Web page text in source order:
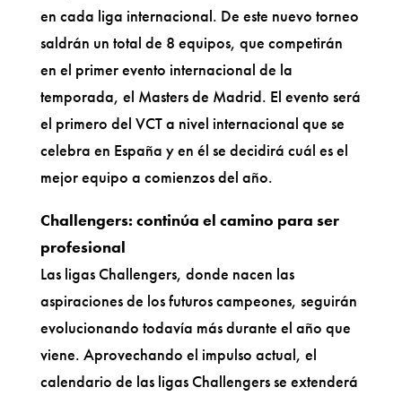
en cada liga internacional. De este nuevo torneo
saldrán un total de 8 equipos, que competirán
en el primer evento internacional de la
temporada, el Masters de Madrid. El evento será
el primero del VCT a nivel internacional que se
celebra en España y en él se decidirá cuál es el
mejor equipo a comienzos del año.
Challengers: continúa el camino para ser
profesional
Las ligas Challengers, donde nacen las
aspiraciones de los futuros campeones, seguirán
evolucionando todavía más durante el año que
viene. Aprovechando el impulso actual, el
calendario de las ligas Challengers se extenderá